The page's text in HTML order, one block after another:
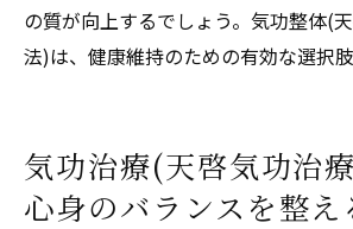
の質が向上するでしょう。気功整体(
法)は、健康維持のための有効な選択肢
気功治療(天啓気功治
心身のバランスを整え